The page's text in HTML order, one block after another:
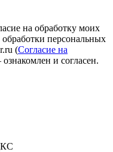
на обработку моих
персональных
(Согласие на
и согласен.